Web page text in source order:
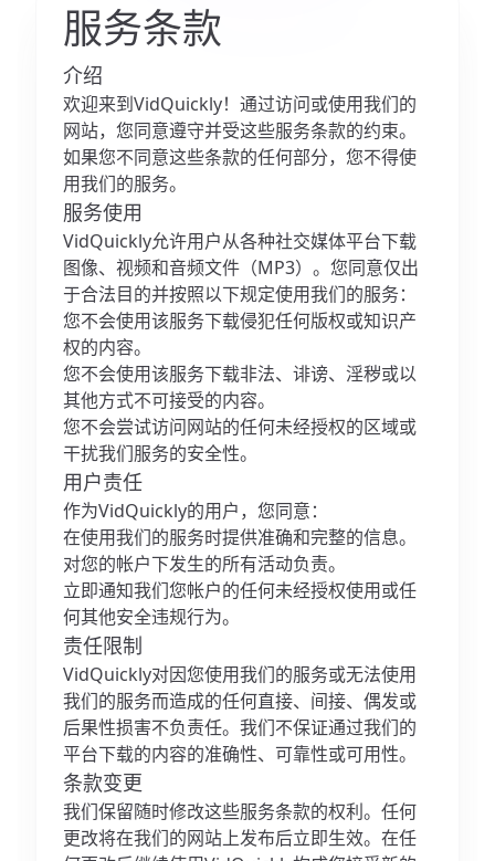
服务条款
介绍
欢迎来到VidQuickly！通过访问或使用我们的
网站，您同意遵守并受这些服务条款的约束。
如果您不同意这些条款的任何部分，您不得使
用我们的服务。
服务使用
VidQuickly允许用户从各种社交媒体平台下载
图像、视频和音频文件（MP3）。您同意仅出
于合法目的并按照以下规定使用我们的服务：
您不会使用该服务下载侵犯任何版权或知识产
权的内容。
您不会使用该服务下载非法、诽谤、淫秽或以
其他方式不可接受的内容。
您不会尝试访问网站的任何未经授权的区域或
干扰我们服务的安全性。
用户责任
作为VidQuickly的用户，您同意：
在使用我们的服务时提供准确和完整的信息。
对您的帐户下发生的所有活动负责。
立即通知我们您帐户的任何未经授权使用或任
何其他安全违规行为。
责任限制
VidQuickly对因您使用我们的服务或无法使用
我们的服务而造成的任何直接、间接、偶发或
后果性损害不负责任。我们不保证通过我们的
平台下载的内容的准确性、可靠性或可用性。
条款变更
我们保留随时修改这些服务条款的权利。任何
更改将在我们的网站上发布后立即生效。在任